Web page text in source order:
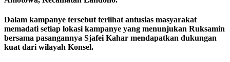
Dalam kampanye tersebut terlihat antusias masyarakat
memadati setiap lokasi kampanye yang menunjukan Ruksamin
bersama pasangannya Sjafei Kahar mendapatkan dukungan
kuat dari wilayah Konsel.